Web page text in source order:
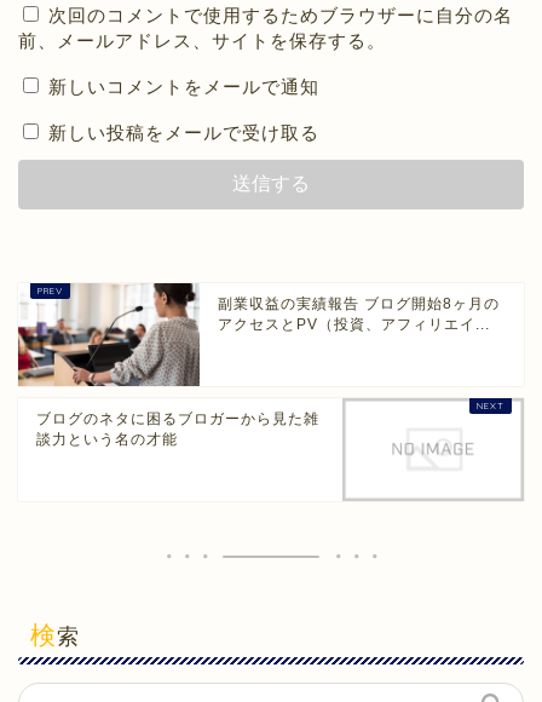
次回のコメントで使用するためブラウザーに自分の名
前、メールアドレス、サイトを保存する。
新しいコメントをメールで通知
新しい投稿をメールで受け取る
副業収益の実績報告 ブログ開始8ヶ月の
アクセスとPV（投資、アフィリエイ...
ブログのネタに困るブロガーから見た雑
談力という名の才能
検索